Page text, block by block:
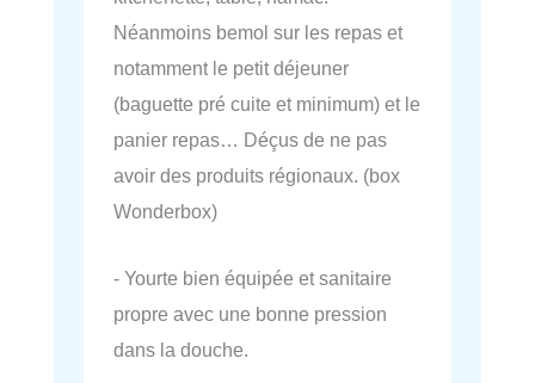
Néanmoins bemol sur les repas et
notamment le petit déjeuner
(baguette pré cuite et minimum) et le
panier repas… Déçus de ne pas
avoir des produits régionaux. (box
Wonderbox)
- Yourte bien équipée et sanitaire
propre avec une bonne pression
dans la douche.